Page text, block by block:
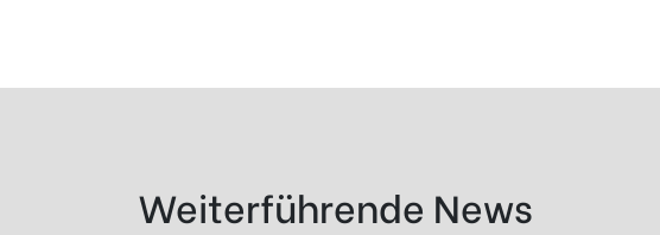
Weiterführende News